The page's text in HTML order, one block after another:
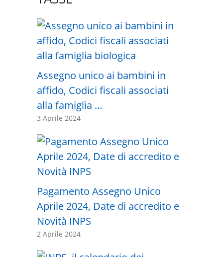
Assegno unico ai bambini in
affido, Codici fiscali associati
alla famiglia …
3 Aprile 2024
Pagamento Assegno Unico
Aprile 2024, Date di accredito e
Novità INPS
2 Aprile 2024